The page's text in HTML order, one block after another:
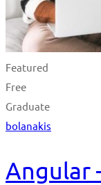
Featured
Free
Graduate
bolanakis
Angular